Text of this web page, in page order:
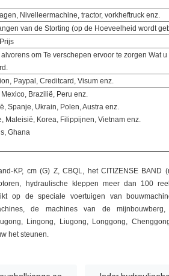
Nivelleermachine, tractor, vorkheftruck enz.
van de Storting (op de Hoeveelheid wordt
om Te verschepen ervoor te zorgen Wat u
Paypal, Creditcard, Visum enz.
Brazilië, Peru enz.
Spanje, Ukrain, Polen, Austra enz.
Maleisië, Korea, Filippijnen, Vietnam enz.
Ghana
KP, cm (G) Z, CBQL, het CITIZENSE BAND
hydraulische kleppen meer dan 100
op de speciale voertuigen van
de machines van de mijnbouwberg,
Lingong, Liugong, Longgong,
het steunen.